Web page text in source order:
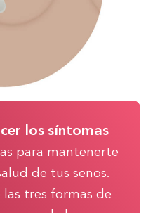
los síntomas
para mantenerte
de tus senos.
tres formas de